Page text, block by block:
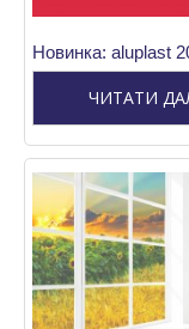
Новинка: aluplast
ЧИТАТИ